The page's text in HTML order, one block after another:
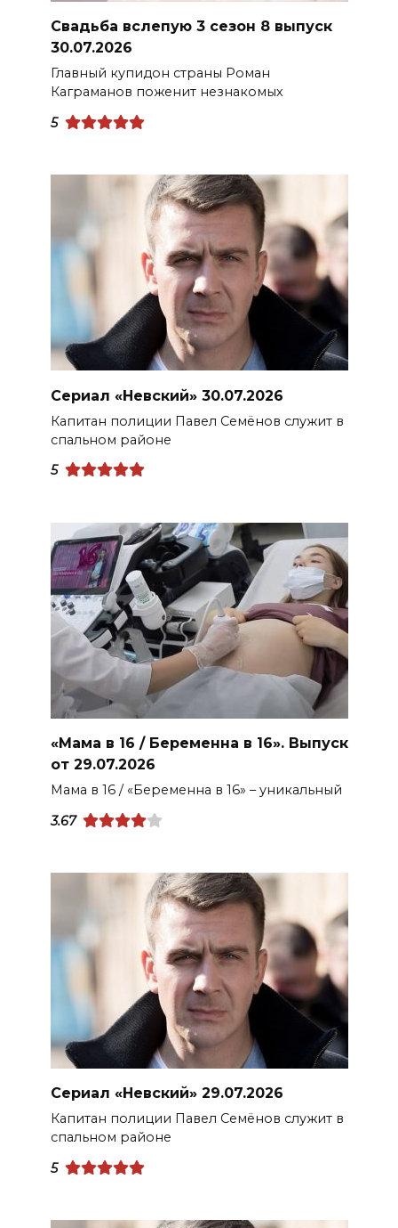
Свадьба вслепую 3 сезон 8 выпуск
30.07.2026
Главный купидон страны Роман
Каграманов поженит незнакомых
5
Сериал «Невский» 30.07.2026
Капитан полиции Павел Семёнов служит в
спальном районе
5
«Мама в 16 / Беременна в 16». Выпуск
от 29.07.2026
Мама в 16 / «Беременна в 16» – уникальный
3.67
Сериал «Невский» 29.07.2026
Капитан полиции Павел Семёнов служит в
спальном районе
5